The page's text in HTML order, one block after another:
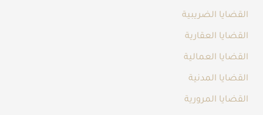
القضايا الضريبية
القضايا العقارية
القضايا العمالية
القضايا المدنية
القضايا المرورية